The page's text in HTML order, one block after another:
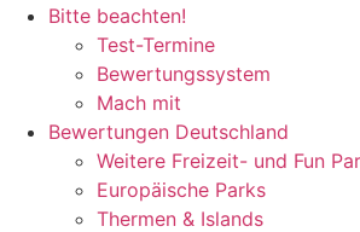
Bitte beachten!
Test-Termine
Bewertungssystem
Mach mit
Bewertungen Deutschland
Weitere Freizeit- und Fun
Europäische Parks
Thermen & Islands